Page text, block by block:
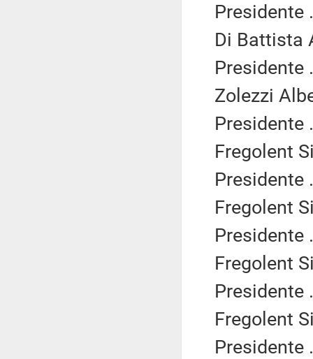
Presidente
Di Battista
Presidente
Zolezzi
Presidente
Fregolent
Presidente
Fregolent
Presidente
Fregolent
Presidente
Fregolent
Presidente